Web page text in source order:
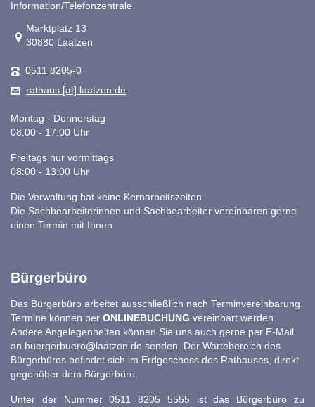
Information/Telefonzentrale
Link zur Google-Maps Navigation
Marktplatz 13
30880 Laatzen
0511 8205-0
rathaus [at] laatzen.de
Montag - Donnerstag
08:00 - 17:00 Uhr
Freitags nur vormittags
08:00 - 13:00 Uhr
Die Verwaltung hat keine Kernarbeitszeiten.
Die Sachbearbeiterinnen und Sachbearbeiter vereinbaren gerne
einen Termin mit Ihnen.
Bürgerbüro
Das Bürgerbüro arbeitet ausschließlich nach Terminvereinbarung.
Termine können per ONLINEBUCHUNG vereinbart werden.
Andere Angelegenheiten können Sie uns auch gerne per E-Mail
an buergerbuero@laatzen.de senden. Der Wartebereich des
Bürgerbüros befindet sich im Erdgeschoss des Rathauses, direkt
gegenüber dem Bürgerbüro.
Unter der Nummer 0511 8205 5555 ist das Bürgerbüro zu